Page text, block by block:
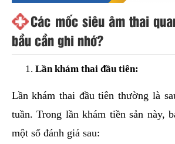
Các mốc siêu âm thai
bầu cần ghi nhớ?
Lần khám thai đầu tiên:
Lần khám thai đầu tiên thường là
tuần. Trong lần khám tiền sản này,
một số đánh giá sau: